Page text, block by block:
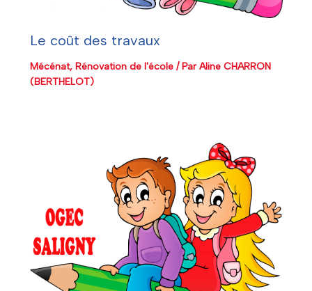
Le coût des travaux
Mécénat, Rénovation de l'école/ ParAline CHARRON
(BERTHELOT)